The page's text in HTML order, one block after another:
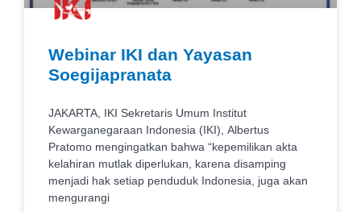
Webinar IKI dan Yayasan
Soegijapranata
JAKARTA, IKI Sekretaris Umum Institut
Kewarganegaraan Indonesia (IKI), Albertus
Pratomo mengingatkan bahwa “kepemilikan akta
kelahiran mutlak diperlukan, karena disamping
menjadi hak setiap penduduk Indonesia, juga akan
mengurangi